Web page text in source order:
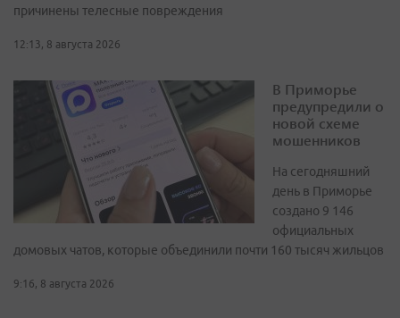
причинены телесные повреждения
12:13, 8 августа 2026
В Приморье
предупредили о
новой схеме
мошенников
На сегодняшний
день в Приморье
создано 9 146
официальных
домовых чатов, которые объединили почти 160 тысяч жильцов
9:16, 8 августа 2026